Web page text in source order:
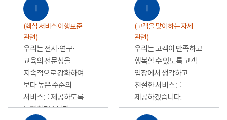
Ⅰ
(핵심 서비스 이행표준
관련)
우리는 전시·연구·
교육의 전문성을
지속적으로 강화하여
보다 높은 수준의
서비스를 제공하도록
노력하겠습니다.
Ⅰ
(고객을 맞이하는 자세
관련)
우리는 고객이 만족하고
행복할 수 있도록 고객
입장에서 생각하고
친절한 서비스를
제공하겠습니다.